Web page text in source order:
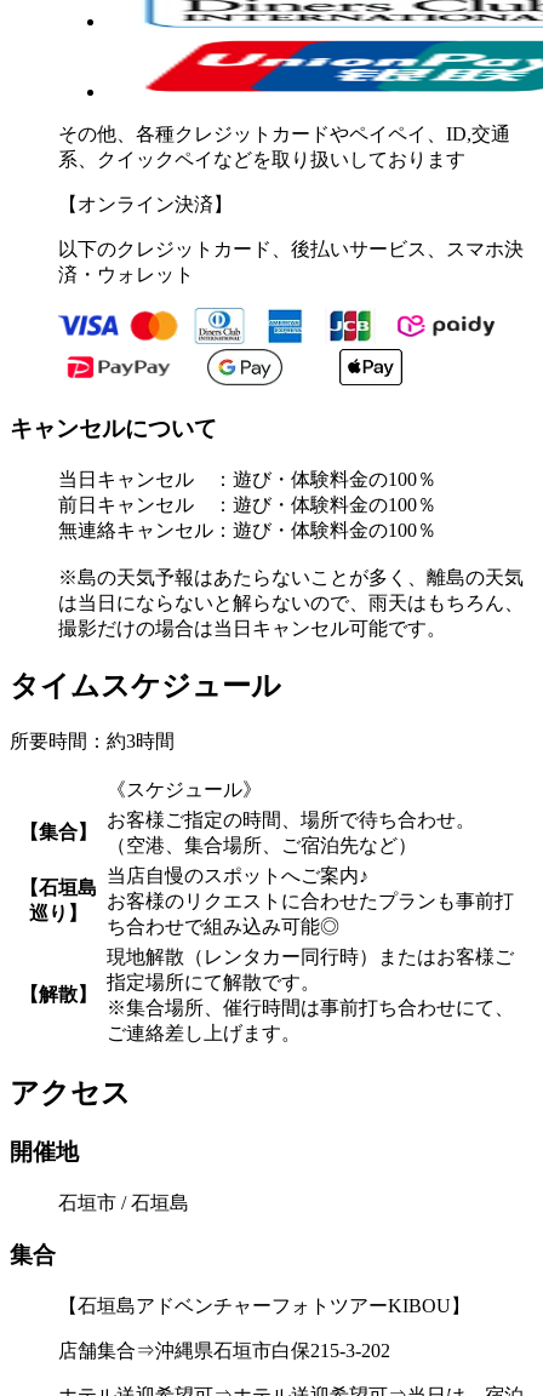
その他、各種クレジットカードやペイペイ、ID,交通
系、クイックペイなどを取り扱いしております
【オンライン決済】
以下のクレジットカード、後払いサービス、スマホ決
済・ウォレット
キャンセルについて
当日キャンセル ：遊び・体験料金の100％
前日キャンセル ：遊び・体験料金の100％
無連絡キャンセル：遊び・体験料金の100％
※島の天気予報はあたらないことが多く、離島の天気
は当日にならないと解らないので、雨天はもちろん、
撮影だけの場合は当日キャンセル可能です。
タイムスケジュール
所要時間：約3時間
《スケジュール》
【集合】
お客様ご指定の時間、場所で待ち合わせ。
（空港、集合場所、ご宿泊先など）
【石垣島
巡り】
当店自慢のスポットへご案内♪
お客様のリクエストに合わせたプランも事前打
ち合わせで組み込み可能◎
【解散】
現地解散（レンタカー同行時）またはお客様ご
指定場所にて解散です。
※集合場所、催行時間は事前打ち合わせにて、
ご連絡差し上げます。
アクセス
開催地
石垣市 / 石垣島
集合
【石垣島アドベンチャーフォトツアーKIBOU】
店舗集合⇒沖縄県石垣市白保215-3-202